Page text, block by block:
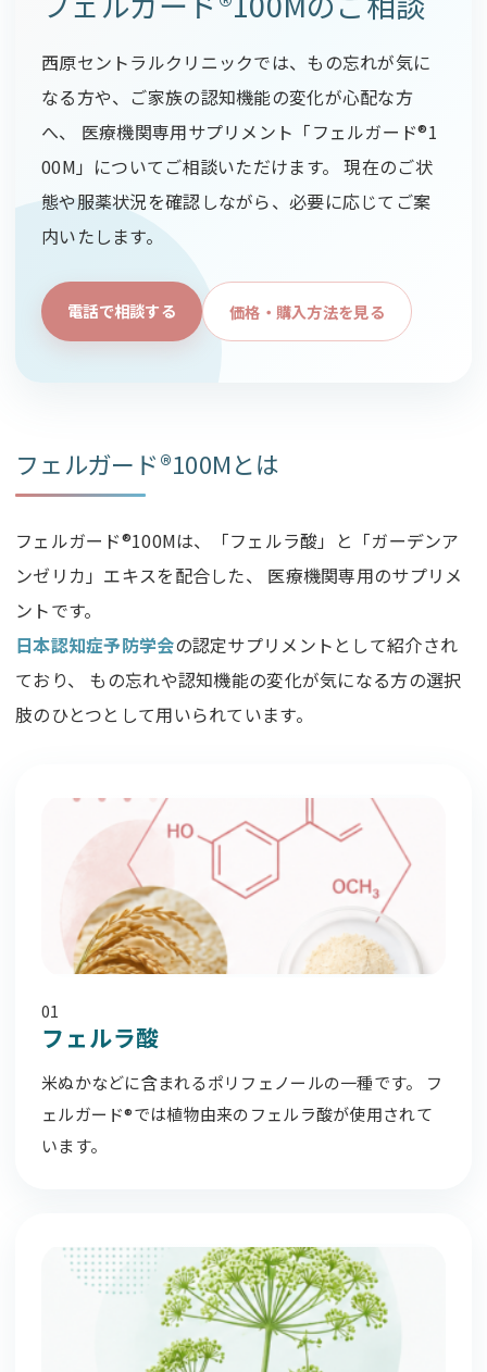
西原セントラルクリニックでは、もの忘れが気に
なる方や、ご家族の認知機能の変化が心配な方
へ、 医療機関専用サプリメント「フェルガード®1
00M」についてご相談いただけます。 現在のご状
態や服薬状況を確認しながら、必要に応じてご案
内いたします。
電話で相談する 価格・購入方法を見る
フェルガード®100Mとは
フェルガード®100Mは、「フェルラ酸」と「ガーデンア
ンゼリカ」エキスを配合した、 医療機関専用のサプリメ
ントです。
日本認知症予防学会の認定サプリメントとして紹介され
ており、 もの忘れや認知機能の変化が気になる方の選択
肢のひとつとして用いられています。
01
フェルラ酸
米ぬかなどに含まれるポリフェノールの一種です。 フ
ェルガード®では植物由来のフェルラ酸が使用されて
います。